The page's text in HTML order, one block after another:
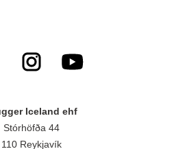
Iceland ehf
Stórhöfða 44
110 Reykjavík